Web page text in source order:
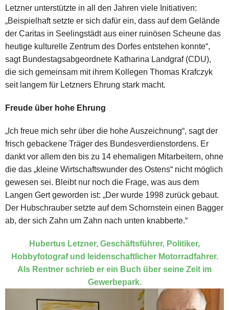
Letzner unterstützte in all den Jahren viele Initiativen:
„Beispielhaft setzte er sich dafür ein, dass auf dem Gelände
der Caritas in Seelingstädt aus einer ruinösen Scheune das
heutige kulturelle Zentrum des Dorfes entstehen konnte“,
sagt Bundestagsabgeordnete Katharina Landgraf (CDU),
die sich gemeinsam mit ihrem Kollegen Thomas Krafczyk
seit langem für Letzners Ehrung stark macht.
Freude über hohe Ehrung
„Ich freue mich sehr über die hohe Auszeichnung“, sagt der
frisch gebackene Träger des Bundesverdienstordens. Er
dankt vor allem den bis zu 14 ehemaligen Mitarbeitern, ohne
die das „kleine Wirtschaftswunder des Ostens“ nicht möglich
gewesen sei. Bleibt nur noch die Frage, was aus dem
Langen Gert geworden ist: „Der wurde 1998 zurück gebaut.
Der Hubschrauber setzte auf dem Schornstein einen Bagger
ab, der sich Zahn um Zahn nach unten knabberte.“
Hubertus Letzner, Geschäftsführer, Politiker,
Hobbyfotograf und leidenschaftlicher Motorradfahrer.
Als Rentner schrieb er ein Buch über seine Zeit im
Gewerbepark.